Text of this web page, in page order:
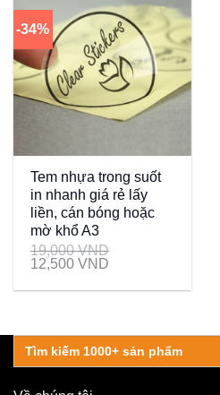
-34%
Tem nhựa trong suốt
in nhanh giá rẻ lấy
liền, cán bóng hoặc
mờ khổ A3
19,000VND
12,500 VND
Search
for: